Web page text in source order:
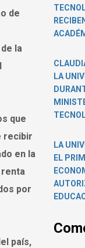
de
la
que
recibir
en la
renta
por
país,
LA
LA
EL